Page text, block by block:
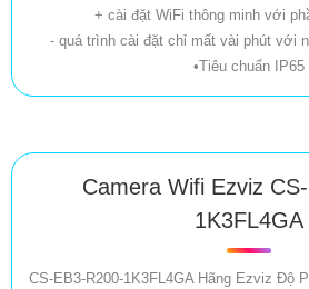
+ cài đặt WiFi thông minh với
- quá trình cài đặt chỉ mất vài phút với
•Tiêu chuẩn IP65
Camera Wifi Ezviz
1K3FL4GA
CS-EB3-R200-1K3FL4GA Hãng Ezviz Độ